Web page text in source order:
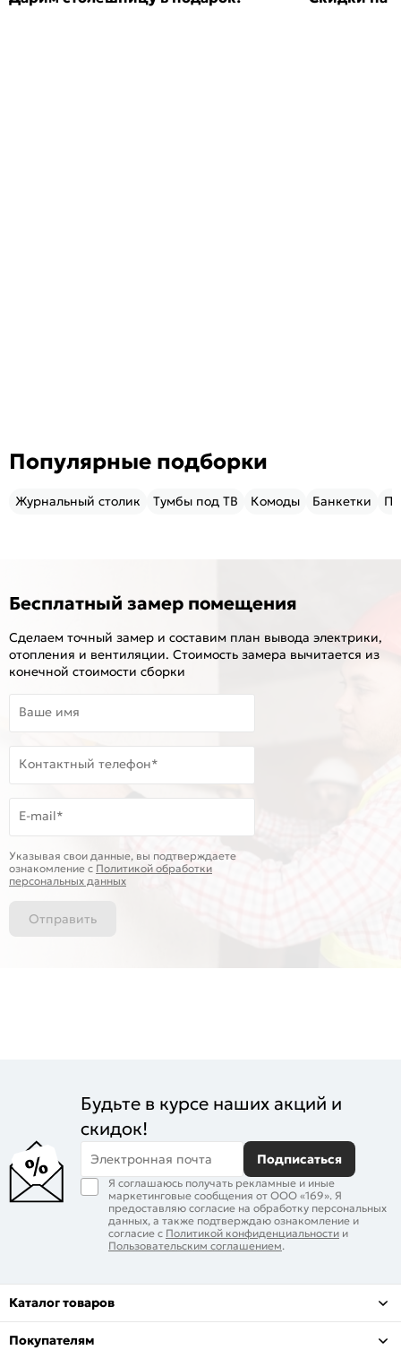
Популярные подборки
Журнальный столик Тумбы под ТВ Комоды Банкетки
Бесплатный замер помещения
Сделаем точный замер и составим план вывода электрики,
отопления и вентиляции. Стоимость замера вычитается из
конечной стоимости сборки
Ваше имя
Контактный телефон*
E-mail*
Указывая свои данные, вы подтверждаете
ознакомление c Политикой обработки
персональных данных
Отправить
Будьте в курсе наших акций и
скидок!
Электронная почта Подписаться
Я соглашаюсь получать рекламные и иные
маркетинговые сообщения от ООО «169». Я
предоставляю согласие на обработку персональных
данных, а также подтверждаю ознакомление и
согласие с Политикой конфиденциальности и
Пользовательским соглашением.
Каталог товаров
Покупателям